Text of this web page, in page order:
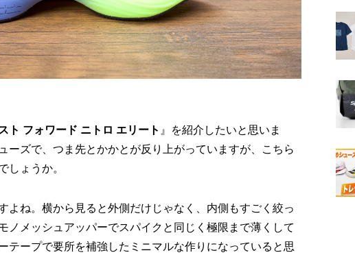
ト フォワード ニトロ エリート 』を紹介したいと思いま
ーズで、つま先とかかとが反り上がっていますが、こちら
しょうか。
よね。横から見ると外側だけじゃなく、内側もすごく絞っ
ノメッシュアッパーでスパイクと同じく極限まで薄くして
テープで要所を補強したミニマルな作りになっていると思